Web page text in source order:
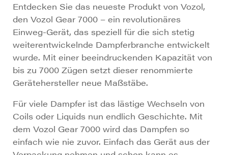
Entdecken Sie das neueste Produkt von Vozol,
den Vozol Gear 7000 – ein revolutionäres
Einweg-Gerät, das speziell für die sich stetig
weiterentwickelnde Dampferbranche entwickelt
wurde. Mit einer beeindruckenden Kapazität von
bis zu 7000 Zügen setzt dieser renommierte
Gerätehersteller neue Maßstäbe.
Für viele Dampfer ist das lästige Wechseln von
Coils oder Liquids nun endlich Geschichte. Mit
dem Vozol Gear 7000 wird das Dampfen so
einfach wie nie zuvor. Einfach das Gerät aus der